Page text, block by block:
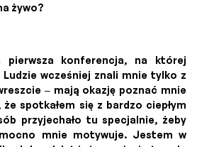
żywo?
konferencja, na której
wcześniej znali mnie tylko z
– mają okazję poznać mnie
spotkałem się z bardzo ciepłym
przyjechało tu specjalnie, żeby
mnie motywuje. Jestem w